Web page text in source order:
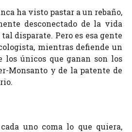
ha visto pastar a un rebaño,
desconectado de la vida
disparate. Pero es esa gente
mientras defiende un
los únicos que ganan son los
Monsanto y de la patente de
uno coma lo que quiera,